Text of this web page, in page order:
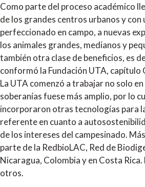
Como parte del proceso académico
de los grandes centros urbanos y
perfeccionado en campo, a nuevas
los animales grandes, medianos y
también otra clase de beneficios, es
conformó la Fundación UTA, capítulo
La UTA comenzó a trabajar no solo
soberanías fuese más amplio, por lo
incorporaron otras tecnologías para
referente en cuanto a
de los intereses del campesinado.
parte de la RedbioLAC, Red de
Nicaragua, Colombia y en Costa
otros.